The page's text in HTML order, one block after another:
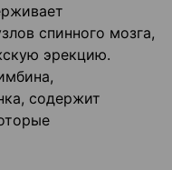
спинного мозга,
эрекцию.
содержит